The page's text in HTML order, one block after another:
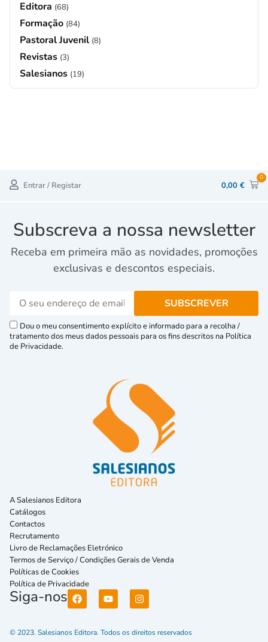
Editora (68)
Formação (84)
Pastoral Juvenil (8)
Revistas (3)
Salesianos (19)
Entrar / Registar 0,00 €
0
Subscreva a nossa newsletter
Receba em primeira mão as novidades, promoções
exclusivas e descontos especiais.
Dou o meu consentimento explícito e informado para a recolha /
tratamento dos meus dados pessoais para os fins descritos na Política
de Privacidade.
A Salesianos Editora
Catálogos
Contactos
Recrutamento
Livro de Reclamações Eletrónico
Termos de Serviço / Condições Gerais de Venda
Políticas de Cookies
Política de Privacidade
Siga-nos
© 2023. Salesianos Editora. Todos os direitos reservados